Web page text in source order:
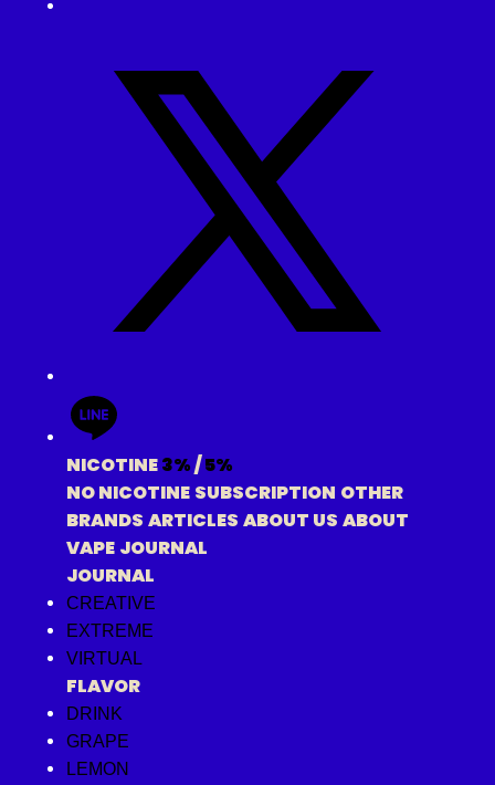
NICOTINE3%/5%
NO NICOTINE SUBSCRIPTION OTHER
BRANDS ARTICLES ABOUT US ABOUT
VAPE JOURNAL
JOURNAL
CREATIVE
EXTREME
VIRTUAL
FLAVOR
DRINK
GRAPE
LEMON